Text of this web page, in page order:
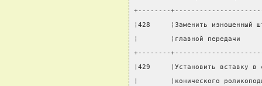
+--------
¦428     ¦Заменить
¦        ¦главной
+--------
¦429     ¦Установить
¦        ¦конического